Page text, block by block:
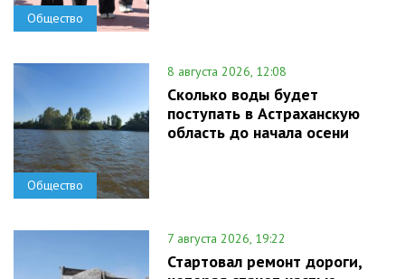
Общество
Общество
8 августа 2026, 12:08
Сколько воды будет
поступать в Астраханскую
область до начала осени
7 августа 2026, 19:22
Стартовал ремонт дороги,